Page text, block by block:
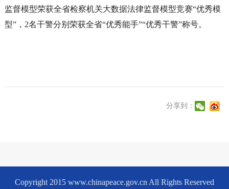
监督模型荣获全省检察机关大数据法律监督模型竞赛“优秀模
型”，2名干警分别荣获全省“优秀能手”“优秀干警”称号。
分享到：
Copyright 2015 www.chinapeace.gov.cn All Rights Reserved